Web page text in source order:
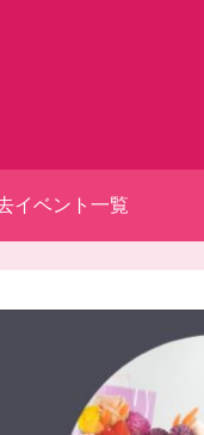
イベント一覧